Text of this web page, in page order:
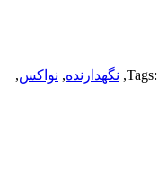
Tags:
, نگهدارنده, نواکس,